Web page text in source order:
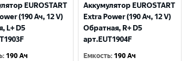
EUROSTART
(190 Ач, 12 V)
L+ D5
: 190 Ач
Аккумулятор EUROSTART
Extra Power (190 Ач, 12 V)
Обратная, R+ D5
арт.EUT1904F
Емкость: 190 Ач
Гатчина
Москва
Смоленск